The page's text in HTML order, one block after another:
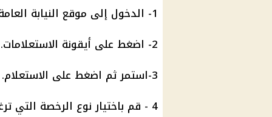
1- الدخول إلى موقع النيابة العامة بالضغط هنا.
2- اضغط على أيقونة الاستعلامات.
3-استمر ثم اضغط على الاستعلام.
4 - قم باختيار نوع الرخصة